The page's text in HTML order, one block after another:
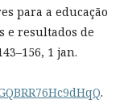
para a educação
e resultados de
1 jan.
.